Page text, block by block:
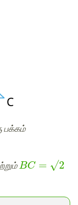
பக்கம்
BC = √2